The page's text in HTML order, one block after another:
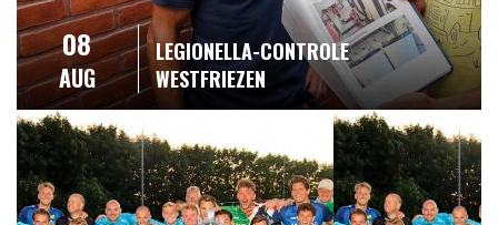
08
AUG
LEGIONELLA-CONTROLE
WESTFRIEZEN